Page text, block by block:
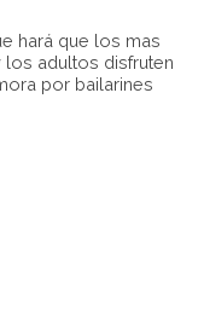
hará que los mas
adultos disfruten
por bailarines